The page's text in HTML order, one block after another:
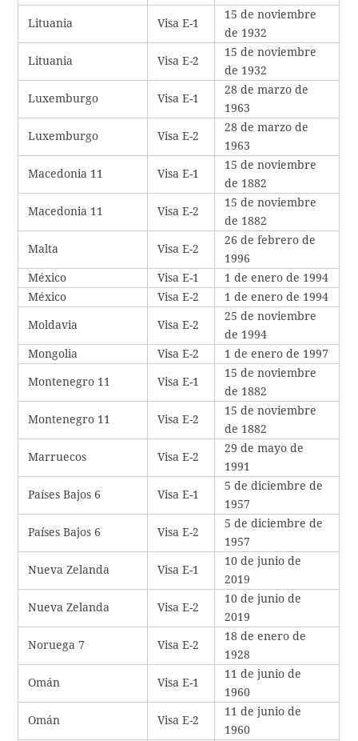
Lituania Visa E-1
15 de noviembre
de 1932
Lituania Visa E-2
15 de noviembre
de 1932
Luxemburgo Visa E-1
28 de marzo de
1963
Luxemburgo Visa E-2
28 de marzo de
1963
Macedonia 11 Visa E-1
15 de noviembre
de 1882
Macedonia 11 Visa E-2
15 de noviembre
de 1882
Malta Visa E-2
26 de febrero de
1996
México
Visa E-1
1 de enero de 1994
México
Visa E-2 1 de enero de 1994
Moldavia Visa E-2
25 de noviembre
de 1994
Mongolia
Visa E-2 1 de enero de 1997
Montenegro 11 Visa E-1
15 de noviembre
de 1882
Montenegro 11 Visa E-2
15 de noviembre
de 1882
Marruecos Visa E-2
29 de mayo de
1991
Países Bajos 6 Visa E-1
5 de diciembre de
1957
Países Bajos 6 Visa E-2
5 de diciembre de
1957
Nueva Zelanda Visa E-1
10 de junio de
2019
Nueva Zelanda Visa E-2
10 de junio de
2019
Noruega 7 Visa E-2
18 de enero de
1928
Omán Visa E-1
11 de junio de
1960
Omán Visa E-2
11 de junio de
1960